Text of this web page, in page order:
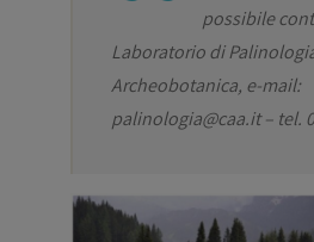
possibile
Laboratorio di
Archeobotanica, e-mail:
palinologia@caa.it – tel.